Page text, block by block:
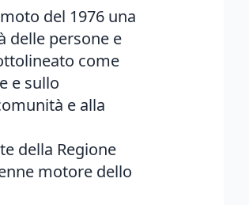
del 1976 una
delle persone e
come
e sullo
e alla
della Regione
motore dello